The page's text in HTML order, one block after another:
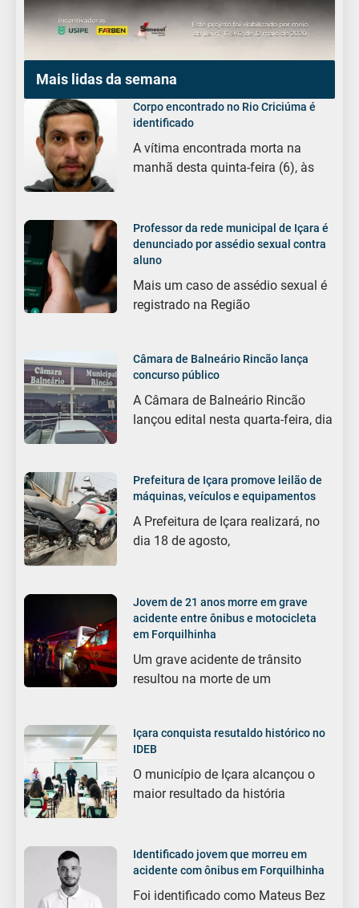
Mais lidas da semana
Corpo encontrado no Rio Criciúma é
identificado
A vítima encontrada morta na
manhã desta quinta-feira (6), às
Professor da rede municipal de Içara é
denunciado por assédio sexual contra
aluno
Mais um caso de assédio sexual é
registrado na Região
Câmara de Balneário Rincão lança
concurso público
A Câmara de Balneário Rincão
lançou edital nesta quarta-feira, dia
Prefeitura de Içara promove leilão de
máquinas, veículos e equipamentos
A Prefeitura de Içara realizará, no
dia 18 de agosto,
Jovem de 21 anos morre em grave
acidente entre ônibus e motocicleta
em Forquilhinha
Um grave acidente de trânsito
resultou na morte de um
Içara conquista resutaldo histórico no
IDEB
O município de Içara alcançou o
maior resultado da história
Identificado jovem que morreu em
acidente com ônibus em Forquilhinha
Foi identificado como Mateus Bez